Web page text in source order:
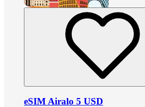
eSIM Airalo 5 USD